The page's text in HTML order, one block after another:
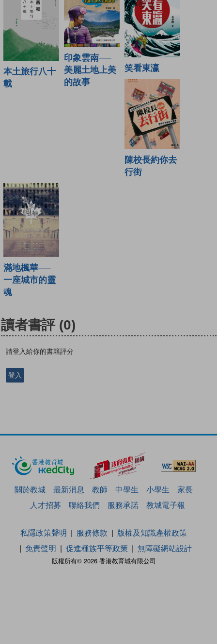
本土旅行八十
載
印象雲南──
美麗土地上美
的故事
笑看東瀛
陳校長約你去
行街
滿地楓華──
一座城市的靈
魂
讀者書評 (0)
請登入給你的書籍評分
登入
關於教城 最新消息 教師 中學生 小學生
家長
人才招募
聯絡我們 服務承諾 教城電子報
版權所有© 2026 香港教育城有限公司
私隱政策聲明 服務條款
版權及知識產權政策
免責聲明
促進種族平等政策 無障礙網站設計